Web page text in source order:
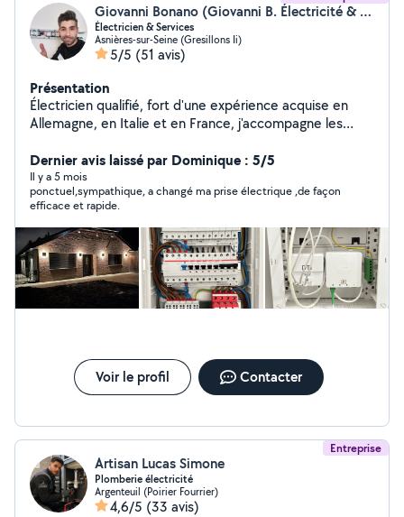
Giovanni Bonano (Giovanni B. Électricité & Services)
Électricien & Services
Asnières-sur-Seine (Gresillons Ii)
5/5 (51 avis)
Présentation
Électricien qualifié, fort d'une expérience acquise en
Allemagne, en Italie et en France, j'accompagne les
d'installation, de rénovation et de dépannage
électrique. ÉLECTRICITÉ - Installation, rénovation et
dépannage électrique - Recherche de pannes et mise
en sécurité - Tableaux électriques et mise en
conformité - Prises, interrupteurs, luminaires, appliques
et spots LED - Branchement de fours, plaques, hottes
et électroménager - Adaptation des alimentations
électriques pour cuisines - Radiateurs électriques,
sèche-serviettes et automatismes MONTAGE ET
plans de travail et électroménager - Enseignes et
marques: IKEA, Leroy Merlin, Castorama, Conforama..
Je réalise un travail soigné, durable et adapté à vos
N'hesitez pas à me contacter pour discuter de votre
Dernier avis laissé par Dominique : 5/5
Il y a 5 mois
ponctuel,sympathique, a changé ma prise électrique ,de façon
efficace et rapide.
Voir le profil Contacter
Entreprise
Artisan Lucas Simone
Plomberie électricité
Argenteuil (Poirier Fourrier)
4,6/5 (33 avis)